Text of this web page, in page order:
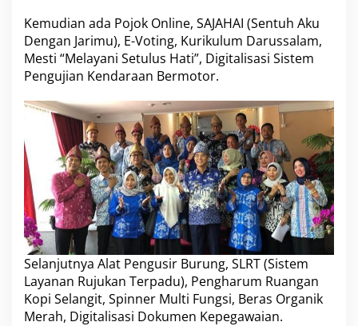
Kemudian ada Pojok Online, SAJAHAI (Sentuh Aku
Dengan Jarimu), E-Voting, Kurikulum Darussalam,
Mesti “Melayani Setulus Hati”, Digitalisasi Sistem
Pengujian Kendaraan Bermotor.
Selanjutnya Alat Pengusir Burung, SLRT (Sistem
Layanan Rujukan Terpadu), Pengharum Ruangan
Kopi Selangit, Spinner Multi Fungsi, Beras Organik
Merah, Digitalisasi Dokumen Kepegawaian.